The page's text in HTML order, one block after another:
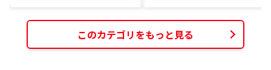
このカテゴリをもっと見る